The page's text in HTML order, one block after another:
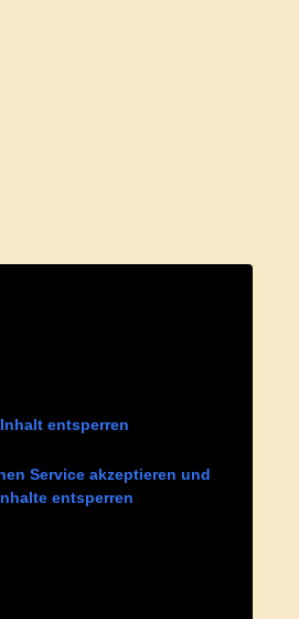
Inhalt entsperren
Service akzeptieren und
entsperren